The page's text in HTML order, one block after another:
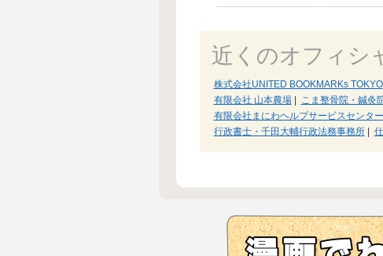
近くのオフィシ
株式会社UNITED BOOKMARKs TOKYO|
有限会社 山本農場| こま整骨院・鍼灸
有限会社まにわヘルプサービスセンター
行政書士・千田大輔行政法務事務所|